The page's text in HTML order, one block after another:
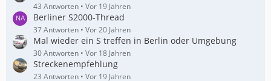
43 Antworten Vor 19 Jahren
Berliner S2000-Thread
37 Antworten Vor 20 Jahren
Mal wieder ein S treffen in Berlin oder Umgebung
30 Antworten Vor 18 Jahren
Streckenempfehlung
23 Antworten Vor 19 Jahren